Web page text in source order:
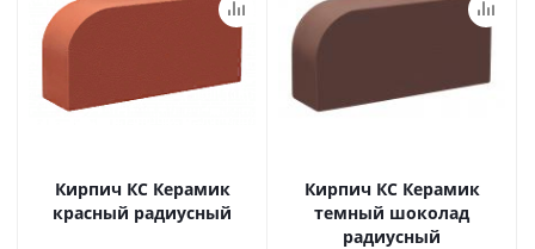
Кирпич КС Керамик
красный радиусный
Кирпич КС Керамик
темный шоколад
радиусный